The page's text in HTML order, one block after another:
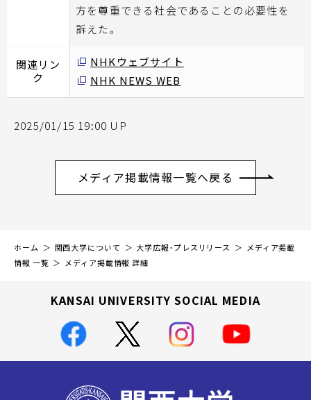
方を尊重できる社会であることの必要性を
訴えた。
関連リン
ク
NHKウェブサイト
NHK NEWS WEB
2025/01/15 19:00 UP
メディア掲載情報一覧へ戻る
ホーム 関西大学について 大学広報・プレスリリース
メディア掲載
情報 一覧
メディア掲載情報 詳細
KANSAI UNIVERSITY SOCIAL MEDIA